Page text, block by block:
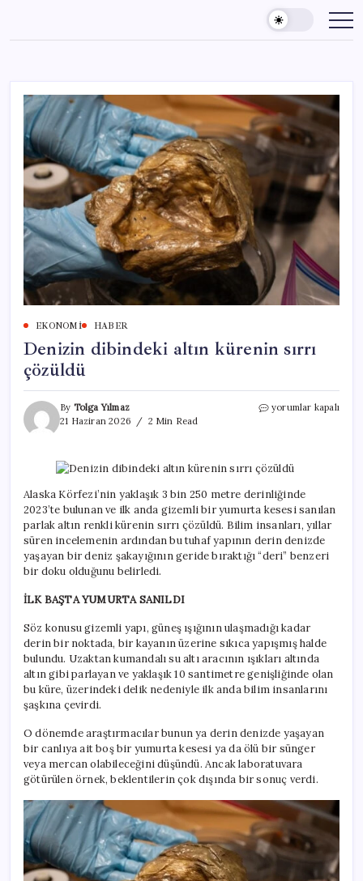
content
EKONOMI HABER
Denizin dibindeki altın kürenin sırrı
çözüldü
By Tolga Yılmaz
21 Haziran 2026
2 Min Read
Denizin
sırrı
çözüldü
için
yorumlar kapalı
Alaska Körfezi’nin yaklaşık 3 bin 250 metre derinliğinde
2023’te bulunan ve ilk anda gizemli bir yumurta kesesi sanılan
parlak altın renkli kürenin sırrı çözüldü. Bilim insanları, yıllar
süren incelemenin ardından bu tuhaf yapının derin denizde
yaşayan bir deniz şakayığının geride bıraktığı “deri” benzeri
bir doku olduğunu belirledi.
İLK BAŞTA YUMURTA SANILDI
Söz konusu gizemli yapı, güneş ışığının ulaşmadığı kadar
derin bir noktada, bir kayanın üzerine sıkıca yapışmış halde
bulundu. Uzaktan kumandalı su altı aracının ışıkları altında
altın gibi parlayan ve yaklaşık 10 santimetre genişliğinde olan
bu küre, üzerindeki delik nedeniyle ilk anda bilim insanlarını
şaşkına çevirdi.
O dönemde araştırmacılar bunun ya derin denizde yaşayan
bir canlıya ait boş bir yumurta kesesi ya da ölü bir sünger
veya mercan olabileceğini düşündü. Ancak laboratuvara
götürülen örnek, beklentilerin çok dışında bir sonuç verdi.